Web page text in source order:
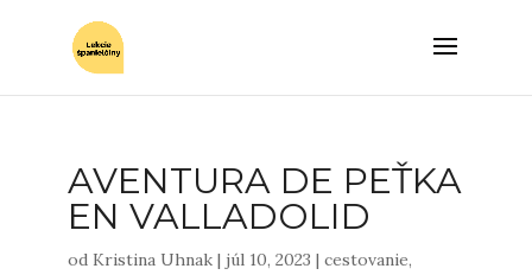
AVENTURA DE PEŤKA
EN VALLADOLID
od Kristina Uhnak| júl 10, 2023 | cestovanie,